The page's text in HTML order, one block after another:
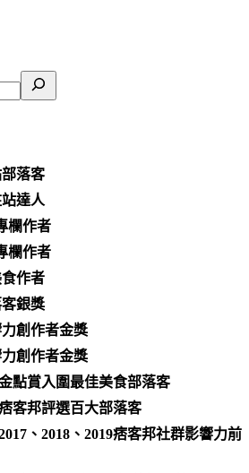
落客
達人
欄作者
欄作者
作者
銀獎
創作者金獎
創作者金獎
點賞入圍最佳美食部落客
客邦評選百大部落客
、2018、2019痞客邦社群影響力前